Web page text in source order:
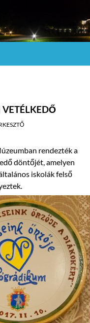
rendezték a
döntőjét, amelyen
iskolák felső